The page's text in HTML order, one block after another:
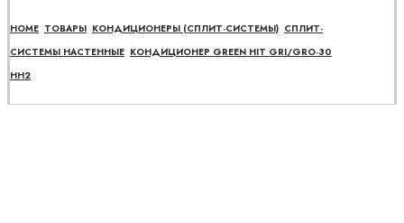
HOME ТОВАРЫ КОНДИЦИОНЕРЫ (СПЛИТ-СИСТЕМЫ) СПЛИТ-
СИСТЕМЫ НАСТЕННЫЕ КОНДИЦИОНЕР GREEN HIT GRI/GRO-30
HH2